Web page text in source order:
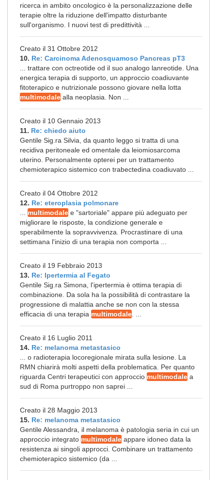
ricerca in ambito oncologico è la personalizzazione delle
terapie oltre la riduzione dell'impatto disturbante
sull'organismo. I nuovi test di predittività ...
Creato il 31 Ottobre 2012
10. Re: Carcinoma Adenosquamoso Pancreas pT3
... trattare con octreotide od il suo analogo lanreotide. Una
energica terapia di supporto, un approccio coadiuvante
fitoterapico e nutrizionale possono giovare nella lotta
multimodale alla neoplasia. Non ...
Creato il 10 Gennaio 2013
11. Re: chiedo aiuto
Gentile Sig.ra Silvia, da quanto leggo si tratta di una
recidiva peritoneale ed omentale da leiomiosarcoma
uterino. Personalmente opterei per un trattamento
chemioterapico sistemico con trabectedina coadiuvato ...
Creato il 04 Ottobre 2012
12. Re: eteroplasia polmonare
multimodale e "sartoriale" appare più adeguato per
migliorare le risposte, la condizione generale e
sperabilmente la sopravvivenza. Procrastinare di una
settimana l'inizio di una terapia non comporta ...
Creato il 19 Febbraio 2013
13. Re: Ipertermia al Fegato
Gentile Sig.ra Simona, l'ipertermia è ottima terapia di
combinazione. Da sola ha la possibilità di contrastare la
progressione di malattia anche se non con la stessa
efficacia di una terapia multimodale
Creato il 16 Luglio 2011
14. Re: melanoma metastasico
... o radioterapia locoregionale mirata sulla lesione. La
RMN chiarirà molti aspetti della problematica. Per quanto
riguarda Centri terapeutici con approccio multimodale a
sud di Roma purtroppo non saprei ...
Creato il 28 Maggio 2013
15. Re: melanoma metastasico
Gentile Alessandra, il melanoma è patologia seria in cui un
approccio integrato multimodale appare idoneo data la
resistenza ai singoli approcci. Combinare un trattamento
chemioterapico sistemico (da ...